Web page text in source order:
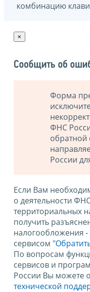
комбинацию
×
Сообщить об
Форма
ФНС
России
Если Вам
о деятельности
территориальных
получить
налогообложения
сервисом
По вопросам
сервисов и
России Вы можете
технической